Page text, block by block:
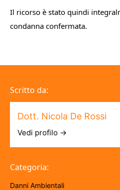
Il ricorso è stato quindi
condanna confermata.
Scritto da:
Dott. Nicola De Rossi
Vedi profilo →
Categoria:
Danni Ambientali